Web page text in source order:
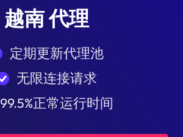
越南 代理
定期更新代理池
无限连接请求
99.5%正常运行时间